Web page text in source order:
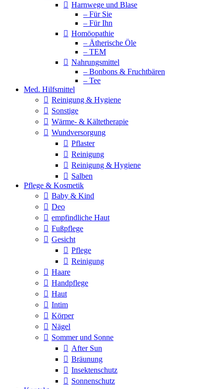
Harnwege und Blase
– Für Sie
– Für Ihn
Homöopathie
– Ätherische Öle
– TEM
Nahrungsmittel
– Bonbons & Fruchtbären
– Tee
Med. Hilfsmittel
Reinigung & Hygiene
Sonstige
Wärme- & Kältetherapie
Wundversorgung
Pflaster
Reinigung
Reinigung & Hygiene
Salben
Pflege & Kosmetik
Baby & Kind
Deo
empfindliche Haut
Fußpflege
Gesicht
Pflege
Reinigung
Haare
Handpflege
Haut
Intim
Körper
Nägel
Sommer und Sonne
After Sun
Bräunung
Insektenschutz
Sonnenschutz